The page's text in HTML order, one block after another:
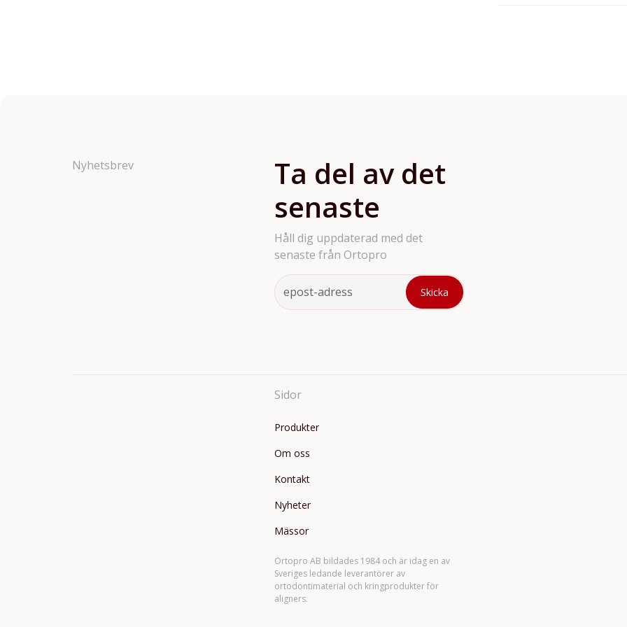
Nyhetsbrev
Ta del av det
senaste
Håll dig uppdaterad med det
senaste från Ortopro
Sidor
Produkter
Om oss
Kontakt
Nyheter
Mässor
Ortopro AB bildades 1984 och är idag en av
Sveriges ledande leverantörer av
ortodontimaterial och kringprodukter för
aligners.